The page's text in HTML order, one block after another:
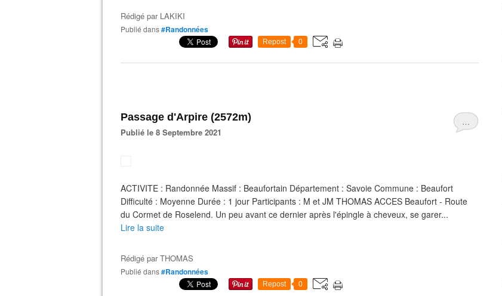
Rédigé par LAKIKI
Publié dans#Randonnées
Repost 0
…
Passage d'Arpire (2572m)
Publié le 8 Septembre 2021
ACTIVITE : Randonnée Massif : Beaufortain Département : Savoie Commune : Beaufort
Difficulté : Moyenne Durée : 1 jour Participants : M et JM THOMAS ACCES Beaufort - Route
du Cormet de Roselend. Un peu avant ce dernier après l'épingle à cheveux, se garer...
Lire la suite
Rédigé parTHOMAS
Publié dans#Randonnées
Repost 0